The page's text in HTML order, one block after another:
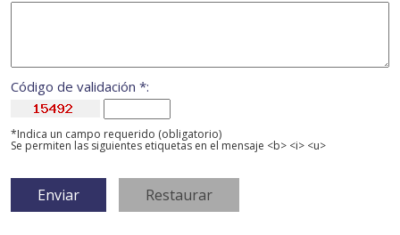
Código de validación *:
*Indica un campo requerido (obligatorio)
Se permiten las siguientes etiquetas en el mensaje <b> <i> <u>